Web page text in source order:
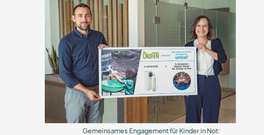
Gemeinsames Engagement für Kinder in Not: